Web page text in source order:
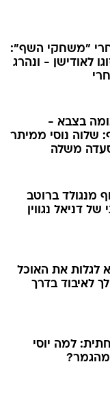
"משחקי השף":
לאודישן - ונהרג
בצבא -
שלוה נוסי ממיתר
משלה
מנגולד ברוטב
דניאל נגווין
לגלות את האוכל
לאיבוד בדרך
למה יוסי